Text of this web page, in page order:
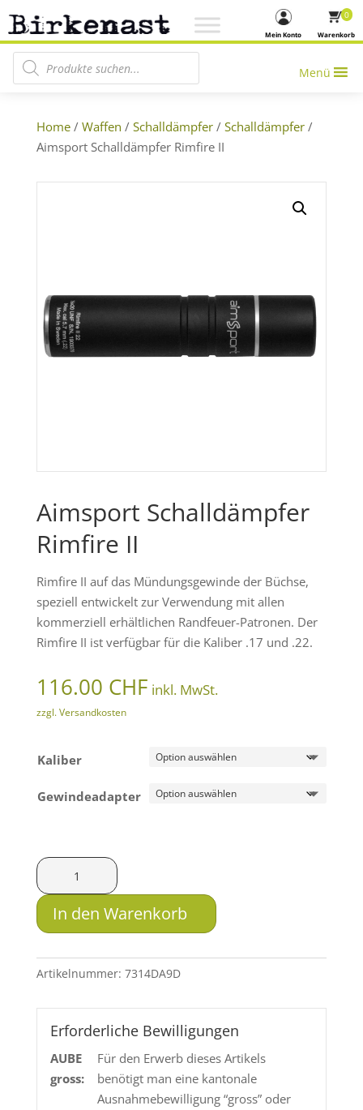
Warenkorb
0
Mein Konto
Products search
Menü
Home/ Waffen / Schalldämpfer/ Schalldämpfer/
Aimsport Schalldämpfer Rimfire II
Aimsport Schalldämpfer
Rimfire II
Rimfire II auf das Mündungsgewinde der Büchse,
speziell entwickelt zur Verwendung mit allen
kommerziell erhältlichen Randfeuer-Patronen. Der
Rimfire II ist verfügbar für die Kaliber .17 und .22.
116.00 CHF inkl. MwSt.
zzgl. Versandkosten
Kaliber
Gewindeadapter
Aimsport
Schalldämpfer
Rimfire
II
In den Warenkorb
Artikelnummer: 7314DA9D
Erforderliche Bewilligungen
AUBE
gross:
Für den Erwerb dieses Artikels
benötigt man eine kantonale
Ausnahmebewilligung “gross” oder